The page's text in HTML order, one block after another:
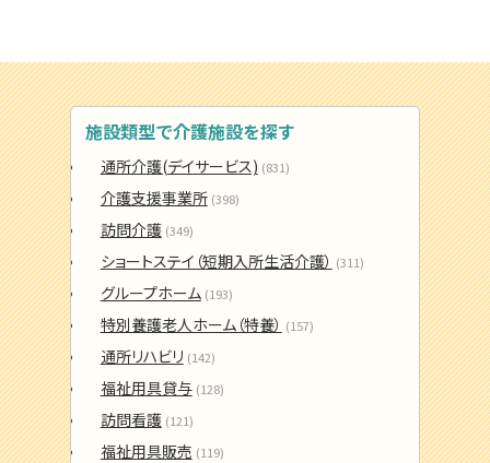
施設類型で介護施設を探す
通所介護(デイサービス) (831)
介護支援事業所 (398)
訪問介護 (349)
ショートステイ（短期入所生活介護） (311)
グループホーム (193)
特別養護老人ホーム（特養） (157)
通所リハビリ (142)
福祉用具貸与 (128)
訪問看護 (121)
福祉用具販売 (119)